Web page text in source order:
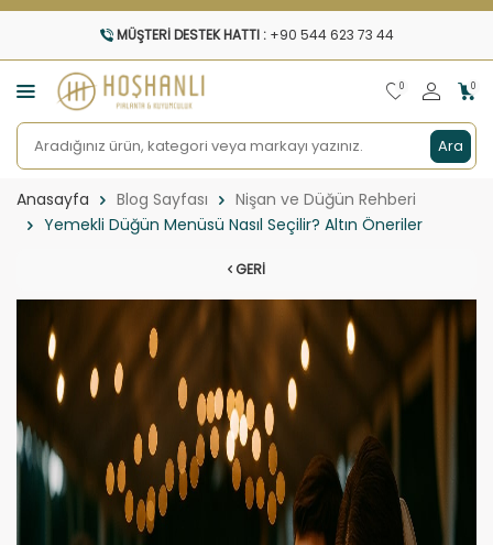
MÜŞTERI DESTEK HATTI : +90 544 623 73 44
Ara
0 0
Anasayfa Blog Sayfası
Nişan ve Düğün Rehberi
Yemekli Düğün Menüsü Nasıl Seçilir? Altın Öneriler
GERI